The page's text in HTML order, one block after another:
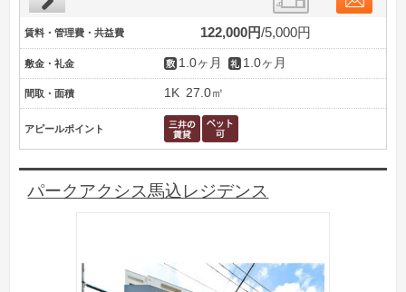
賃料・管理費・共益費 122,000円 5,000円
敷金・礼金 1.0ヶ月 1.0ヶ月
間取・面積 1K 27.0㎡
アピールポイント
パークアクシス馬込レジデンス